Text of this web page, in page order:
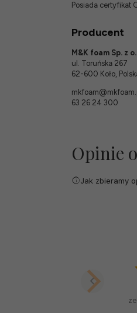
Posiada certyfikat
Producent
M&K foam Sp. z
ul. Toruńska 267
62-600 Koło,
63 26 24 300
Opinie
Jak zbieramy